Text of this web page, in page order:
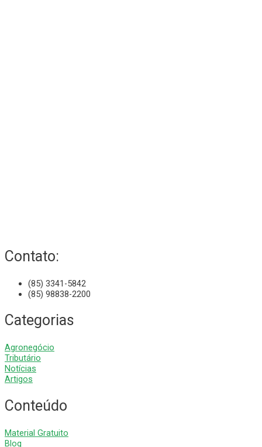
Contato:
(85) 3341-5842
(85) 98838-2200
Categorias
Agronegócio
Tributário
Notícias
Artigos
Conteúdo
Material Gratuito
Blog